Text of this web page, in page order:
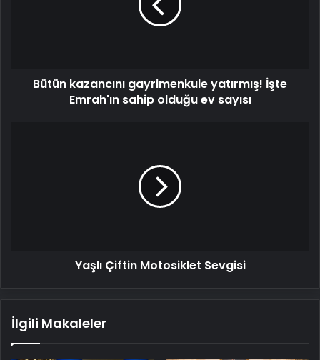
sayısıBütün kazancını gayrimenkule yatırmış! İşte
Emrah'ın sahip olduğu ev sayısı
Yaşlı Çiftin Motosiklet Sevgisi
İlgili Makaleler